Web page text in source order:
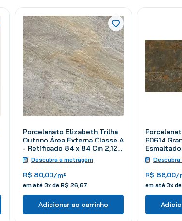
Porcelanato Elizabeth Trilha
Outono Área Externa Classe A
- Retificado 84 x 84 Cm 2,12
m²Descubra a metragem
R$ 80,00/m²
em até 3x de R$ 26 67
Adicionar ao carrinho
60614
Retificado
m²
Descubra
R$ 86,00/
em até 3x